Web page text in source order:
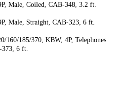
Male, Coiled, CAB-348, 3.2 ft.
Male, Straight, CAB-323, 6 ft.
160/185/370, KBW, 4P, Telephones
6 ft.